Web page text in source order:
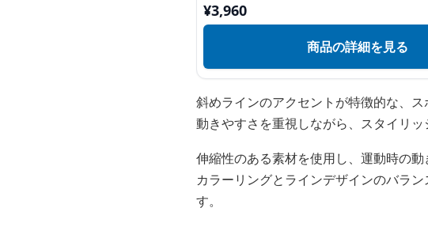
¥3,960
商品の詳細を見る
斜めラインのアクセントが特徴的な、
動きやすさを重視しながら、スタイリ
伸縮性のある素材を使用し、運動時の
カラーリングとラインデザインのバラ
す。